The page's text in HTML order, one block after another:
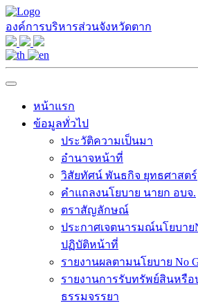
องค์การบริหารส่วนจังหวัดตาก
หน้าแรก
ข้อมูลทั่วไป
ประวัติความเป็นมา
อำนาจหน้าที่
วิสัยทัศน์ พันธกิจ ยุทธศาสตร์
คำแถลงนโยบาย นายก อบจ.
ตราสัญลักษณ์
ประกาศเจตนารมณ์นโยบาย
ปฏิบัติหน้าที่
รายงานผลตามนโยบาย No
รายงานการรับทรัพย์สินหรื
ธรรมจรรยา